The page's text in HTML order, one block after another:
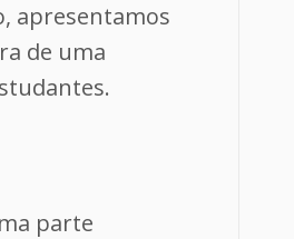
apresentamos
de uma
parte